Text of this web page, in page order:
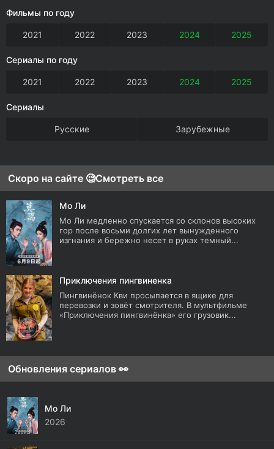
Фильмы по году
2021 2022 2023 2024 2025
Сериалы по году
2021 2022 2023 2024 2025
Сериалы
Русские Зарубежные
Скоро на сайте 🧐Смотреть все
Мо Ли
Мо Ли медленно спускается со склонов высоких
гор после восьми долгих лет вынужденного
изгнания и бережно несет в руках темный...
Приключения пингвиненка
Пингвинёнок Кви просыпается в ящике для
перевозки и зовёт смотрителя. В мультфильме
«Приключения пингвинёнка» его грузовик...
Обновления сериалов 👀
Мо Ли
2026